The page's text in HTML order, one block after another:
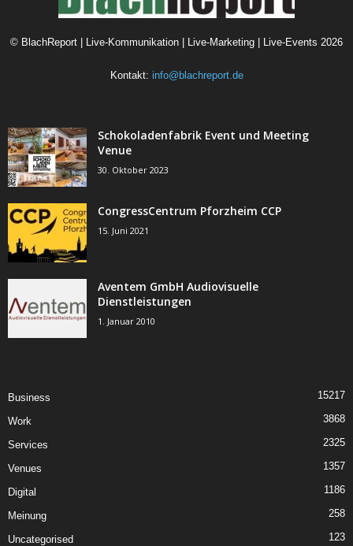
© BlachReport | Live-Kommunikation | Live-Marketing | Live-Events 2026
Kontakt: info@blachreport.de
Schokoladenfabrik Event und Meeting
Venue
30. Oktober 2023
CongressCentrum Pforzheim CCP
15. Juni 2021
Aventem GmbH Audiovisuelle
Dienstleistungen
1. Januar 2010
Business 15217
Work 3868
Services 2325
Venues 1357
Digital 1186
Meinung 258
Uncategorised 123